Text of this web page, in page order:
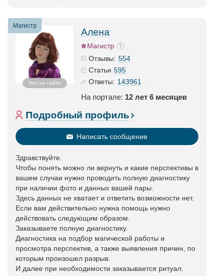
Магистр
Нет на сайте
Алена
Магистр
Отзывы: 554
Статьи 595
Ответы: 143961
На портале: 12 лет 6 месяцев
Подробный профиль
Написать сообщение
Здравствуйте.
Чтобы понять можно ли вернуть и какие перспективы в
вашем случаи нужно проводить полную диагностику
при наличии фото и данных вашей пары.
Здесь данных не хватает и ответить возможности нет.
Если вам действительно нужна помощь нужно
действовать следующим образом.
Заказываете полную диагностику.
Диагностика на подбор магической работы и
просмотра перспектив, а также выявления причин, по
которым произошел разрыв.
И далее при необходимости заказывается ритуал.